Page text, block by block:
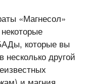
«Магнесол»
которые вы
несколько другой